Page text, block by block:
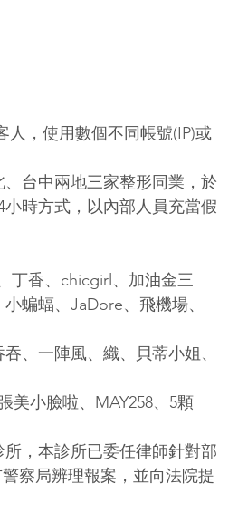
，使用數個不同帳號(IP)或
台中兩地三家整形同業，於
時方式，以內部人員充當假
丁香、chicgirl、加油金三
蝙蝠、JaDore、飛機場、
、一陣風、織、貝蒂小姐、
美小臉啦、MAY258、5顆
，本診所已委任律師針對部
察局辨理報案，並向法院提